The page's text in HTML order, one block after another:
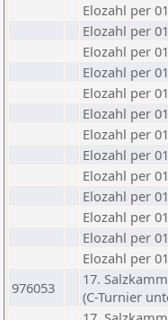
Elozahl per
Elozahl per
Elozahl per
Elozahl per
Elozahl per
Elozahl per
Elozahl per
Elozahl per
Elozahl per
Elozahl per
Elozahl per
Elozahl per
Elozahl per
976053
17.
(C-Turnier